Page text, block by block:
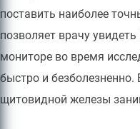
поставить наиболее
позволяет врачу
мониторе во время
быстро и
щитовидной железы